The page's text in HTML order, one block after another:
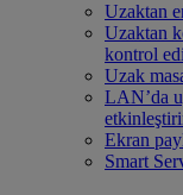
Uzaktan
Uzaktan
kontrol
Uzak
LAN’da
Ekran
Smart